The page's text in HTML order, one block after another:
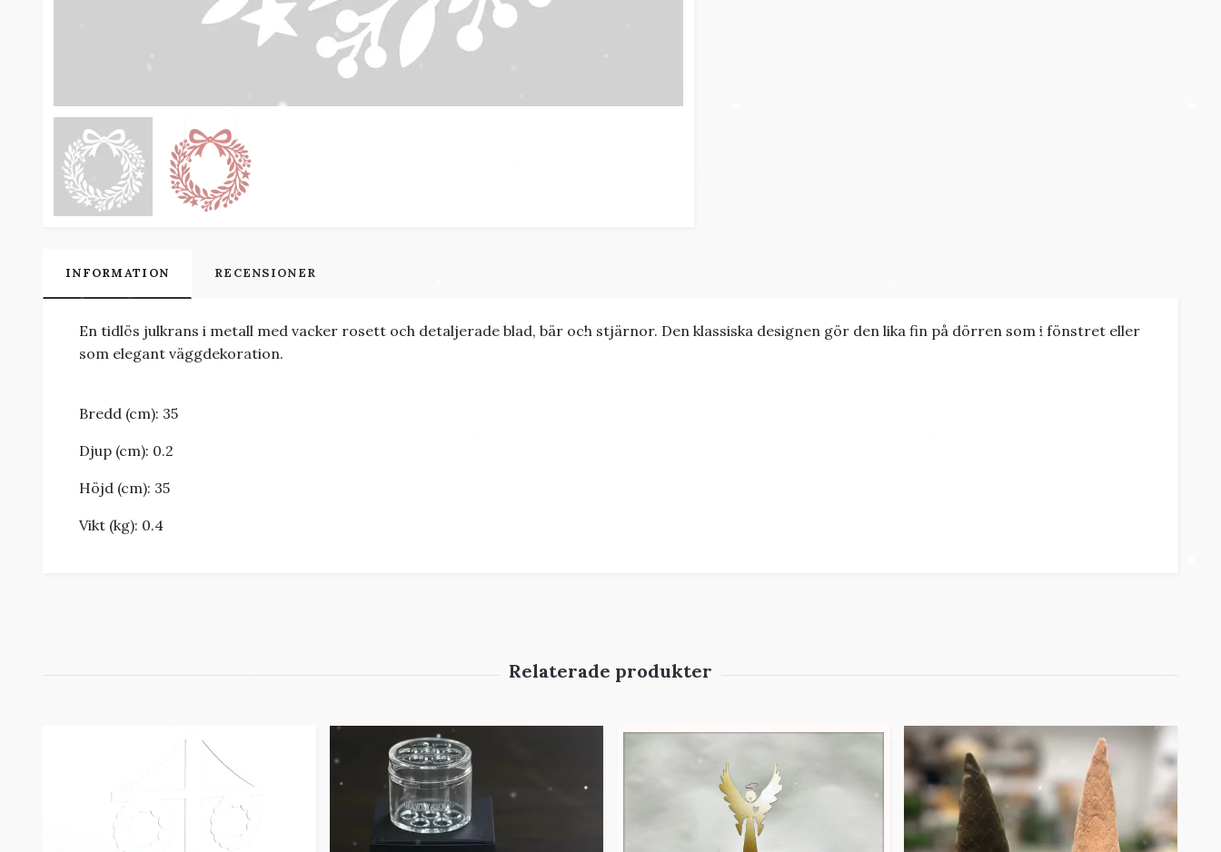
INFORMATION RECENSIONER
En tidlös julkrans i metall med vacker rosett och detaljerade blad, bär och stjärnor. Den klassiska designen gör den lika fin på dörren som i fönstret eller
som elegant väggdekoration.
Bredd (cm): 35
Djup (cm): 0.2
Höjd (cm): 35
Vikt (kg): 0.4